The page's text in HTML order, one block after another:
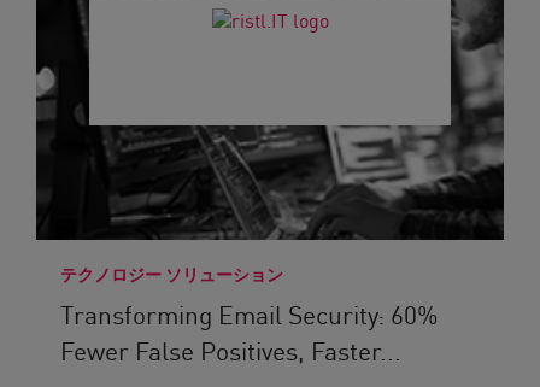
テクノロジー ソリューション
Transforming Email Security: 60%
Fewer False Positives, Faster...